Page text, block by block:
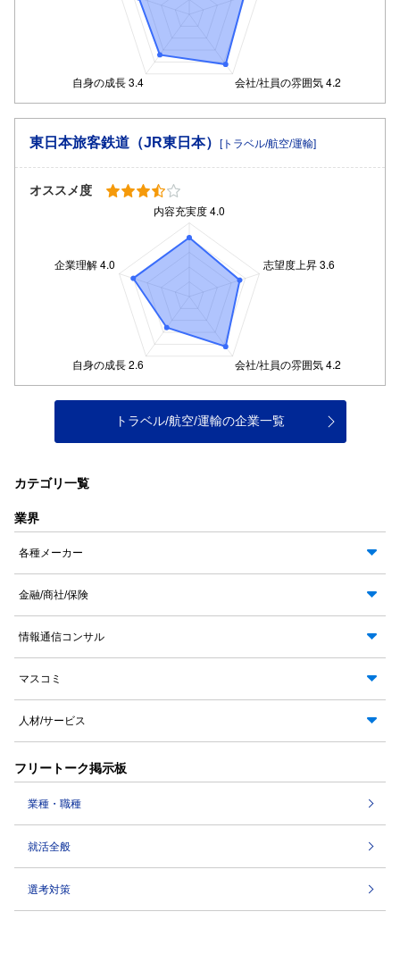
東日本旅客鉄道（JR東日本） [トラベル/航空/運輸]
オススメ度
トラベル/航空/運輸の企業一覧
カテゴリ一覧
業界
各種メーカー
金融/商社/保険
情報通信コンサル
マスコミ
人材/サービス
フリートーク掲示板
業種・職種
就活全般
選考対策